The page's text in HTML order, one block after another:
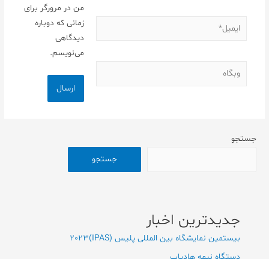
ایمیل*
وبگاه
من در مرورگر برای
زمانی که دوباره
دیدگاهی
می‌نویسم.
جستجو
جستجو
جدیدترین اخبار
بیستمین نمایشگاه بین المللی پلیس (IPAS)2023
دستگاه نیمه هادیاب